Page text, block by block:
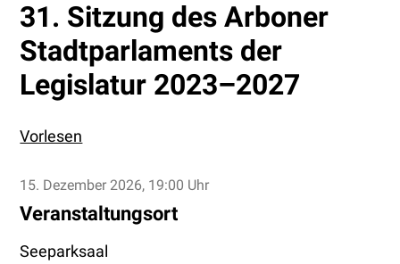
31. Sitzung des Arboner
Stadtparlaments der
Legislatur 2023–2027
Vorlesen
15. Dezember 2026, 19:00 Uhr
Veranstaltungsort
Seeparksaal